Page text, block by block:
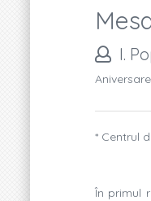
I.
* Centrul
În primul